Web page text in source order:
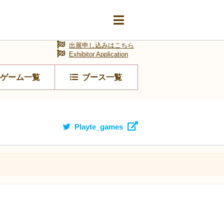
ゲーム一覧 ブース一覧
出展申し込みはこちら
Exhibitor Application
Playte_games